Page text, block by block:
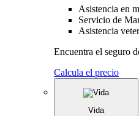
Asistencia en
Servicio de
Asistencia
Encuentra el seguro
Calcula el precio
Vida